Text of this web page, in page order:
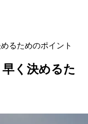
るためのポイント
く決めるた